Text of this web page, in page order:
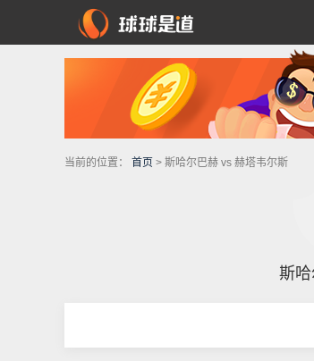
当前的位置： 首页 > 斯哈尔巴赫 vs 赫塔韦尔斯
斯